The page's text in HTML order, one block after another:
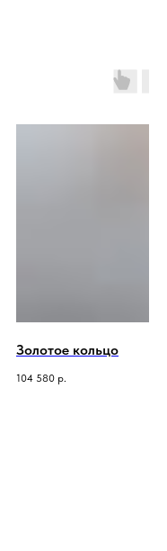
Золотое кольцо
104 580 р.